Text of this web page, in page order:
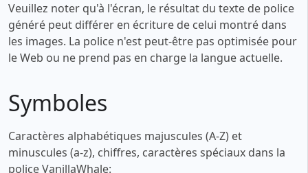
Veuillez noter qu'à l'écran, le résultat du texte de police
généré peut différer en écriture de celui montré dans
les images. La police n'est peut-être pas optimisée pour
le Web ou ne prend pas en charge la langue actuelle.
Symboles
Caractères alphabétiques majuscules (A-Z) et
minuscules (a-z), chiffres, caractères spéciaux dans la
police VanillaWhale: